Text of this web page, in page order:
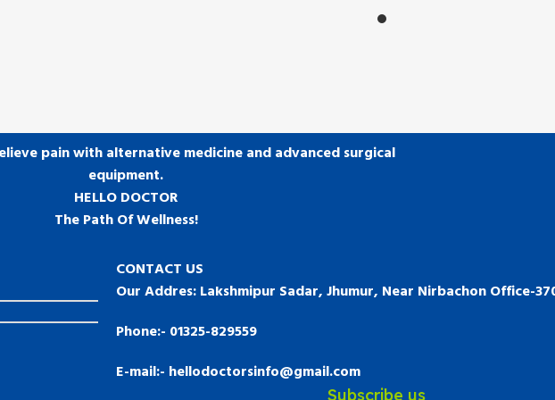
pain with alternative medicine and advanced surgical
equipment.
HELLO DOCTOR
The Path Of Wellness!
CONTACT US
Our Addres: Lakshmipur Sadar, Jhumur, Near Nirbachon Office-
Phone:- 01325-829559
E-mail:- hellodoctorsinfo@gmail.com
Subscribe us